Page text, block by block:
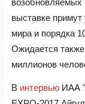
возобновляемых
выставке примут
мира и порядка
Ожидается
миллионов
В интервью ИАА